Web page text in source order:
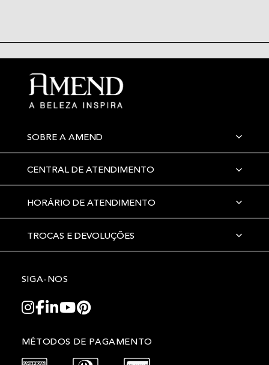
SOBRE A AMEND
CENTRAL DE ATENDIMENTO
HORÁRIO DE ATENDIMENTO
TROCAS E DEVOLUÇÕES
SIGA-NOS
MÉTODOS DE PAGAMENTO